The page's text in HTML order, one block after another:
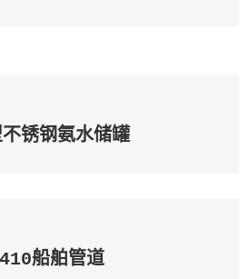
锈钢氨水储罐
船舶管道